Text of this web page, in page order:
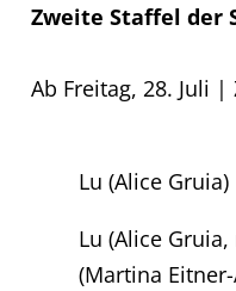
Zweite Staffel der
Ab Freitag, 28. Juli
Lu (Alice Gruia)
Lu (Alice
(Martina